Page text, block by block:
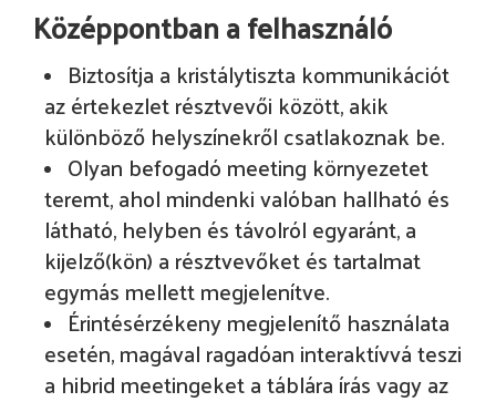
Középpontban a felhasználó
Biztosítja a kristálytiszta kommunikációt
az értekezlet résztvevői között, akik
különböző helyszínekről csatlakoznak be.
Olyan befogadó meeting környezetet
teremt, ahol mindenki valóban hallható és
látható, helyben és távolról egyaránt, a
kijelző(kön) a résztvevőket és tartalmat
egymás mellett megjelenítve.
Érintésérzékeny megjelenítő használata
esetén, magával ragadóan interaktívvá teszi
a hibrid meetingeket a táblára írás vagy az